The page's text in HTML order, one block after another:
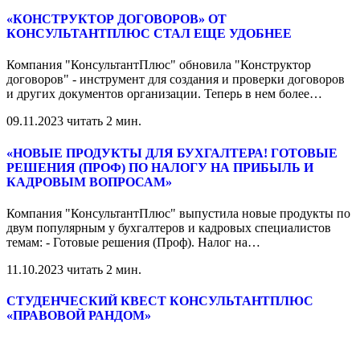
«КОНСТРУКТОР ДОГОВОРОВ» ОТ
КОНСУЛЬТАНТПЛЮС СТАЛ ЕЩЕ УДОБНЕЕ
Компания "КонсультантПлюс" обновила "Конструктор
договоров" - инструмент для создания и проверки договоров
и других документов организации. Теперь в нем более…
09.11.2023 читать 2 мин.
«НОВЫЕ ПРОДУКТЫ ДЛЯ БУХГАЛТЕРА! ГОТОВЫЕ
РЕШЕНИЯ (ПРОФ) ПО НАЛОГУ НА ПРИБЫЛЬ И
КАДРОВЫМ ВОПРОСАМ»
Компания "КонсультантПлюс" выпустила новые продукты по
двум популярным у бухгалтеров и кадровых специалистов
темам: - Готовые решения (Проф). Налог на…
11.10.2023 читать 2 мин.
СТУДЕНЧЕСКИЙ КВЕСТ КОНСУЛЬТАНТПЛЮС
«ПРАВОВОЙ РАНДОМ»